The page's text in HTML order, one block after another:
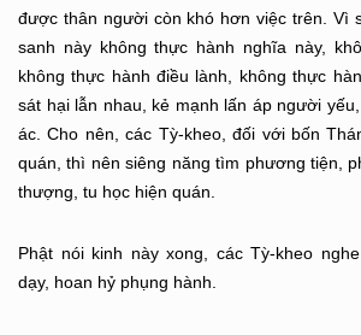
được thân người còn khó hơn việc trên. Vì
sanh này không thực hành nghĩa này,
không thực hành điều lành, không thực
sát hại lẫn nhau, kẻ mạnh lấn áp người
ác. Cho nên, các Tỳ-kheo, đối với bốn
quán, thì nên siêng năng tìm phương tiện,
thượng, tu học hiện quán.
Phật nói kinh này xong, các Tỳ-kheo
dạy, hoan hỷ phụng hành.